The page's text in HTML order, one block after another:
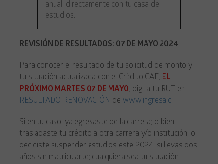
anual, directamente con tu casa de
estudios.
REVISIÓN DE RESULTADOS: 07 DE MAYO 2024
Para conocer el resultado de tu solicitud de monto y
tu situación actualizada con el Crédito CAE, EL
PRÓXIMO MARTES 07 DE MAYO, digita tu RUT en
RESULTADO RENOVACIÓN de www.ingresa.cl
Si en tu caso, ya egresaste de la carrera; o bien,
trasladaste tu crédito a otra carrera y/o institución; o
decidiste suspender estudios este 2024; si llevas dos
años sin matricularte; cualquiera sea tu situación